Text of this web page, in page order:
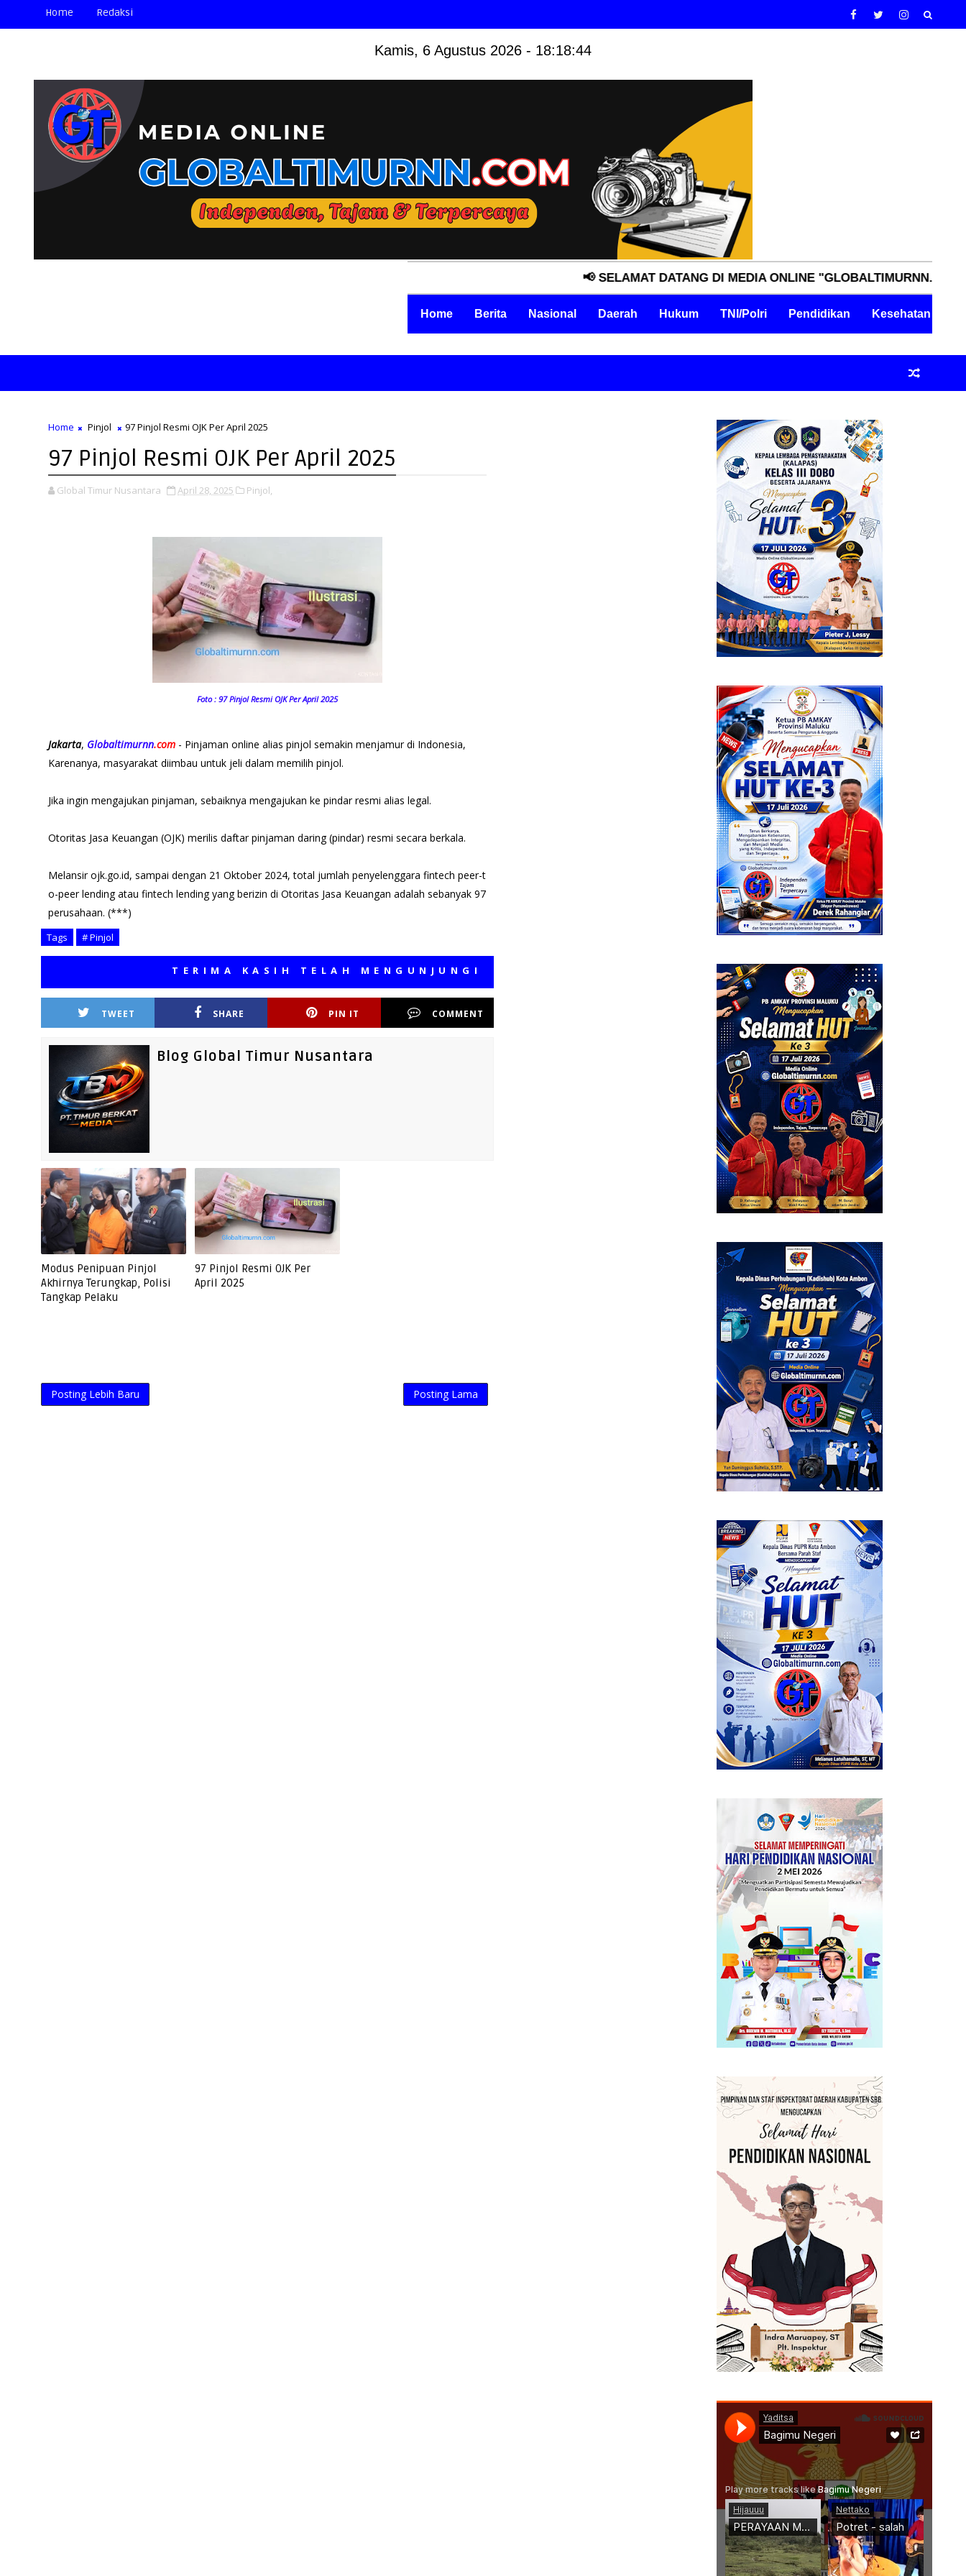
Home Redaksi
Kamis, 6 Agustus 2026 - 18:18:45
📢 SELAMAT DATANG DI MEDIA ONLINE "GLOBALTIMURNN.COM"
Home Berita Nasional Daerah Hukum TNI/Polri Pendidikan Kesehatan
Home Pinjol 97 Pinjol Resmi OJK Per April 2025
97 Pinjol Resmi OJK Per April 2025
Global Timur Nusantara April 28, 2025 Pinjol,
Foto : 97 Pinjol Resmi OJK Per April 2025
Jakarta, Globaltimurnn.com - Pinjaman online alias pinjol semakin menjamur di Indonesia,
Karenanya, masyarakat diimbau untuk jeli dalam memilih pinjol.
Jika ingin mengajukan pinjaman, sebaiknya mengajukan ke pindar resmi alias legal.
Otoritas Jasa Keuangan (OJK) merilis daftar pinjaman daring (pindar) resmi secara berkala.
Melansir ojk.go.id, sampai dengan 21 Oktober 2024, total jumlah penyelenggara fintech peer-t​
o-peer lending atau fintech lending yang berizin di Otoritas Jasa Keuangan adalah sebanyak 97
perusahaan. (***)
Tags # Pinjol
TERIMA KASIH TELAH MENGUNJUNGI MEDIA KAMI, SEMOGA BERMANFAAT
TWEET SHARE PIN IT COMMENT
Blog Global Timur Nusantara
Modus Penipuan Pinjol
Akhirnya Terungkap, Polisi
Tangkap Pelaku
97 Pinjol Resmi OJK Per
April 2025
Posting Lebih Baru Posting Lama